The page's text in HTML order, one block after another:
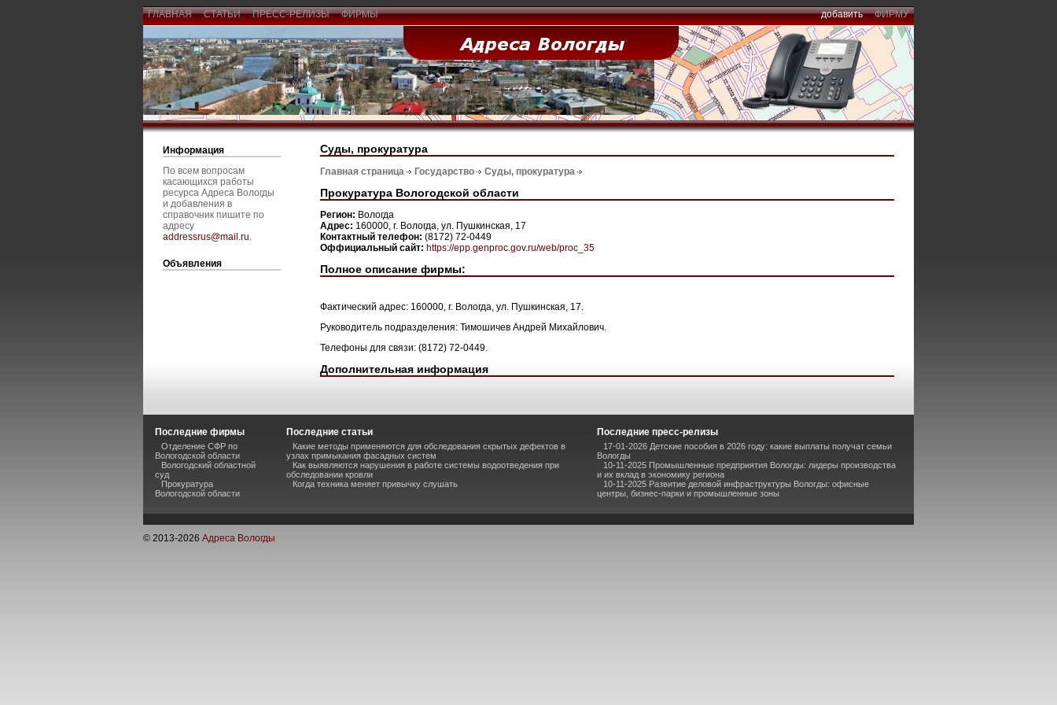
ГЛАВНАЯ СТАТЬИ ПРЕСС-РЕЛИЗЫ ФИРМЫ добавить ФИРМУ
Информация
По всем вопросам
касающихся работы
ресурса Адреса Вологды
и добавления в
справочник пишите по
адресу
addressrus@mail.ru.
Объявления
Суды, прокуратура
Главная страница Государство Суды, прокуратура
Прокуратура Вологодской области
Регион: Вологда
Адрес: 160000, г. Вологда, ул. Пушкинская, 17
Контактный телефон: (8172) 72-0449
Оффициальный сайт: https://epp.genproc.gov.ru/web/proc_35
Полное описание фирмы:
Фактический адрес: 160000, г. Вологда, ул. Пушкинская, 17.
Руководитель подразделения: Тимошичев Андрей Михайлович.
Телефоны для связи: (8172) 72-0449.
Дополнительная информация
Последние фирмы
Отделение СФР по
Вологодской области
Вологодский областной
суд
Прокуратура
Вологодской области
Последние статьи
Какие методы применяются для обследования скрытых дефектов в
узлах примыкания фасадных систем
Как выявляются нарушения в работе системы водоотведения при
обследовании кровли
Когда техника меняет привычку слушать
Последние пресс-релизы
17-01-2026 Детские пособия в 2026 году: какие выплаты получат семьи
Вологды
10-11-2025 Промышленные предприятия Вологды: лидеры производства
и их вклад в экономику региона
10-11-2025 Развитие деловой инфраструктуры Вологды: офисные
центры, бизнес-парки и промышленные зоны
© 2013-2026 Адреса Вологды